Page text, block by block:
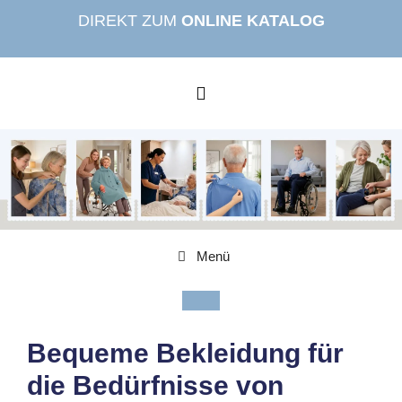
springen
DIREKT ZUM ONLINE KATALOG
Menü
Bequeme Bekleidung für
die Bedürfnisse von